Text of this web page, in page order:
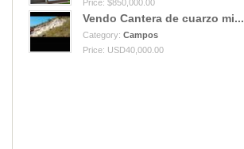
Price: $850,000.00
Vendo Cantera de cuarzo mi...
Category: Campos
Price: USD40,000.00